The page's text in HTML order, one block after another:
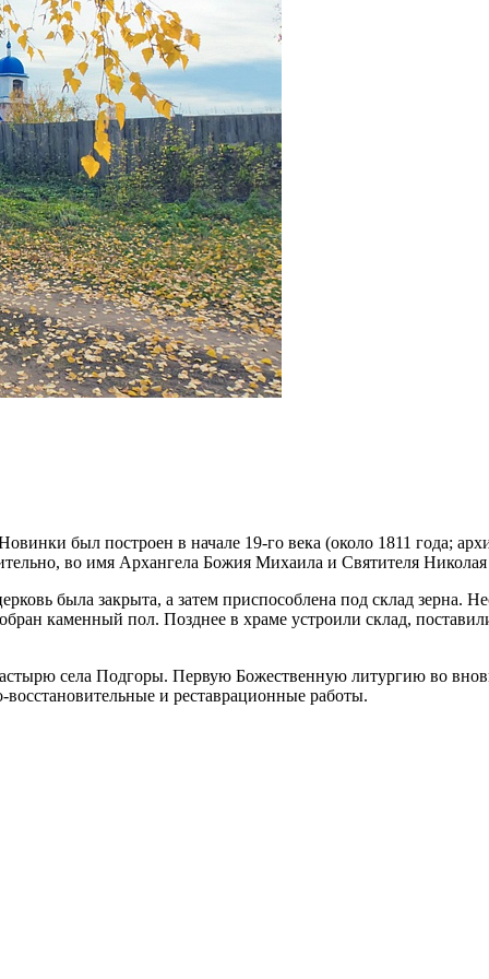
был построен в начале 19-го века (около 1811 года;
во имя Архангела Божия Михаила и Святителя
была закрыта, а затем приспособлена под склад зерна.
каменный пол. Позднее в храме устроили склад,
села Подгоры. Первую Божественную литургию во
и реставрационные работы.